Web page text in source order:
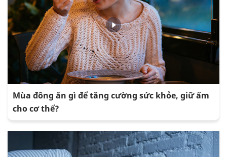
Mùa đông ăn gì để tăng cường sức khỏe, giữ ấm
cho cơ thể?